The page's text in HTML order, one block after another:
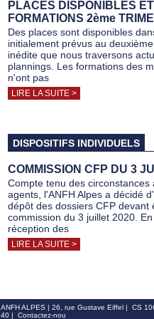
PLACES DISPONIBLES
FORMATIONS 2ème
Des places sont disponibles
initialement prévus au
inédite que nous traversons
plannings. Les formations des
n'ont pas
LIRE LA SUITE >
DISPOSITIFS INDIVIDUELS
COMMISSION CFP DU 3
Compte tenu des
agents, l'ANFH Alpes a décidé
dépôt des dossiers CFP devant
commission du 3 juillet 2020.
réception des
LIRE LA SUITE >
ANFH ALPES | 26, rue Gustave Eiffel | CS
40 | Contactez-nou